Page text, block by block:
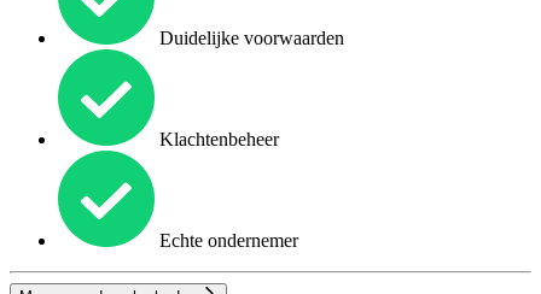
Duidelijke voorwaarden
Klachtenbeheer
Echte ondernemer